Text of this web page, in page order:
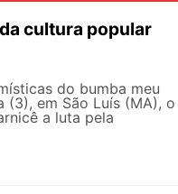
cultura popular
do bumba meu
(3), em São Luís (MA), o
a luta pela